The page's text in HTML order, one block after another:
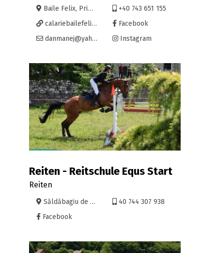
Baile Felix, Primaverii, jud Bihor
+40 743 651 155
calariebailefelix.ro/
Facebook
danmanej@yahoo.com
Instagram
Reiten - Reitschule Equs Start
Reiten
Săldăbagiu de Munte, incinta Hanul Pescarilor
40 744 307 938
Facebook